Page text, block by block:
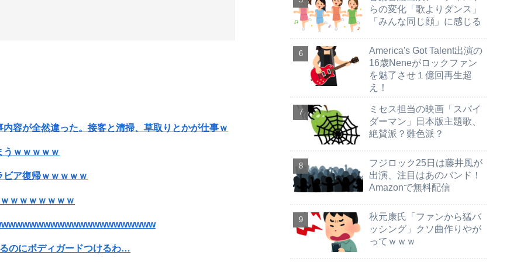
容が全然違った。接客と清掃、草取りとかが仕事ｗ
ｗｗｗｗｗ
ア復帰ｗｗｗｗｗ
ｗｗｗｗｗｗｗ
のにボディガードつけるわ…
らの変化「歌よりダンス」
「みんな同じ顔」に感じる
America's Got Talent出演の
16歳Neneがロックファン
を魅了させ１億回再生超
え！
ミセス担当の映画「スパイ
ダーマン」日本版主題歌、
絶賛派？難色派？
フジロック25日は藤井風が
出演、注目はあのバンド！
Amazonで無料配信
秋元康氏「ファンから猛バ
ッシング」クソ曲作りやが
ってｗｗｗ